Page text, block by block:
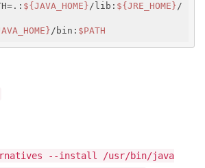
${JAVA_HOME}/lib: ${JRE_HOME}/
/bin: $PATH
--install /usr/bin/java